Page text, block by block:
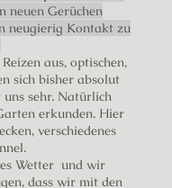
neuen Gerüchen
neugierig Kontakt zu
aus, optischen,
sich bisher absolut
sehr. Natürlich
erkunden. Hier
verschiedenes
Wetter und wir
dass wir mit den